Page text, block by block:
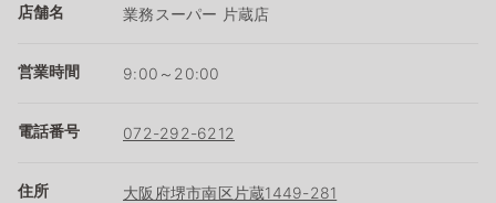
店舗名 業務スーパー 片蔵店
営業時間 9:00～20:00
電話番号 072-292-6212
住所 大阪府堺市南区片蔵1449-281